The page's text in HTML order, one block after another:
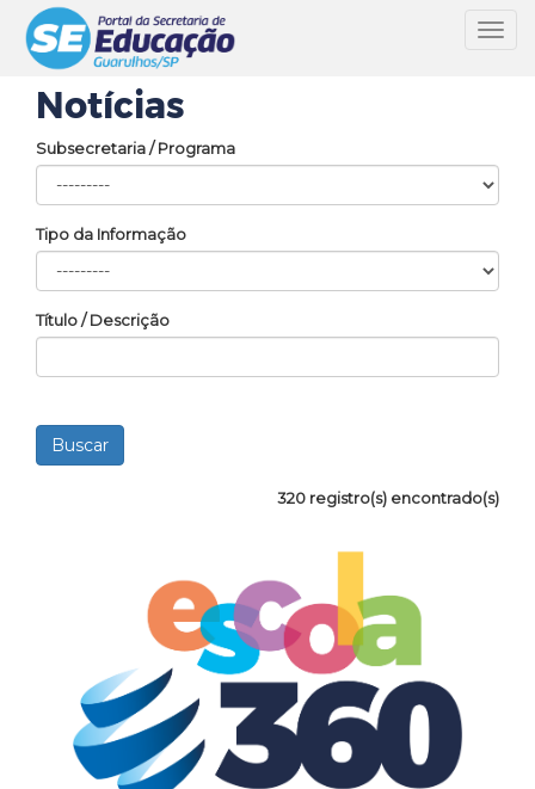
Notícias
Subsecretaria / Programa
Tipo da Informação
Título / Descrição
320 registro(s) encontrado(s)